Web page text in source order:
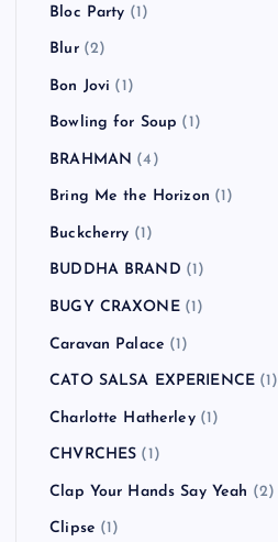
Bloc Party (1)
Blur(2)
Bon Jovi (1)
Bowling for Soup (1)
BRAHMAN (4)
Bring Me the Horizon (1)
Buckcherry (1)
BUDDHA BRAND (1)
BUGY CRAXONE(1)
Caravan Palace (1)
CATO SALSA EXPERIENCE (1)
Charlotte Hatherley(1)
CHVRCHES (1)
Clap Your Hands Say Yeah (2)
Clipse (1)